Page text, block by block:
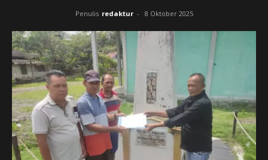
Penulis redaktur - 8 Oktober 2025